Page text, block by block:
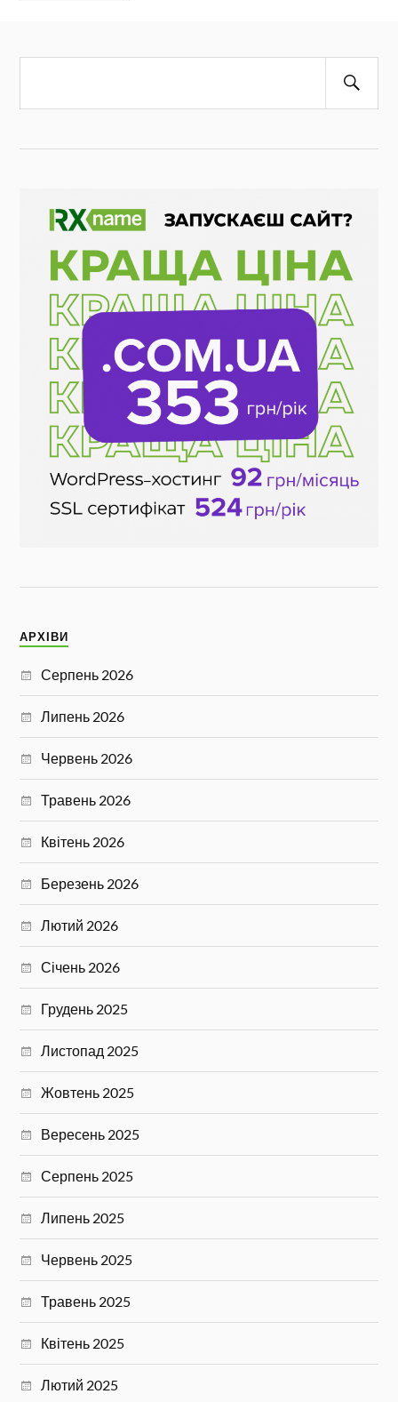
АРХІВИ
Серпень 2026
Липень 2026
Червень 2026
Травень 2026
Квітень 2026
Березень 2026
Лютий 2026
Січень 2026
Грудень 2025
Листопад 2025
Жовтень 2025
Вересень 2025
Серпень 2025
Липень 2025
Червень 2025
Травень 2025
Квітень 2025
Лютий 2025